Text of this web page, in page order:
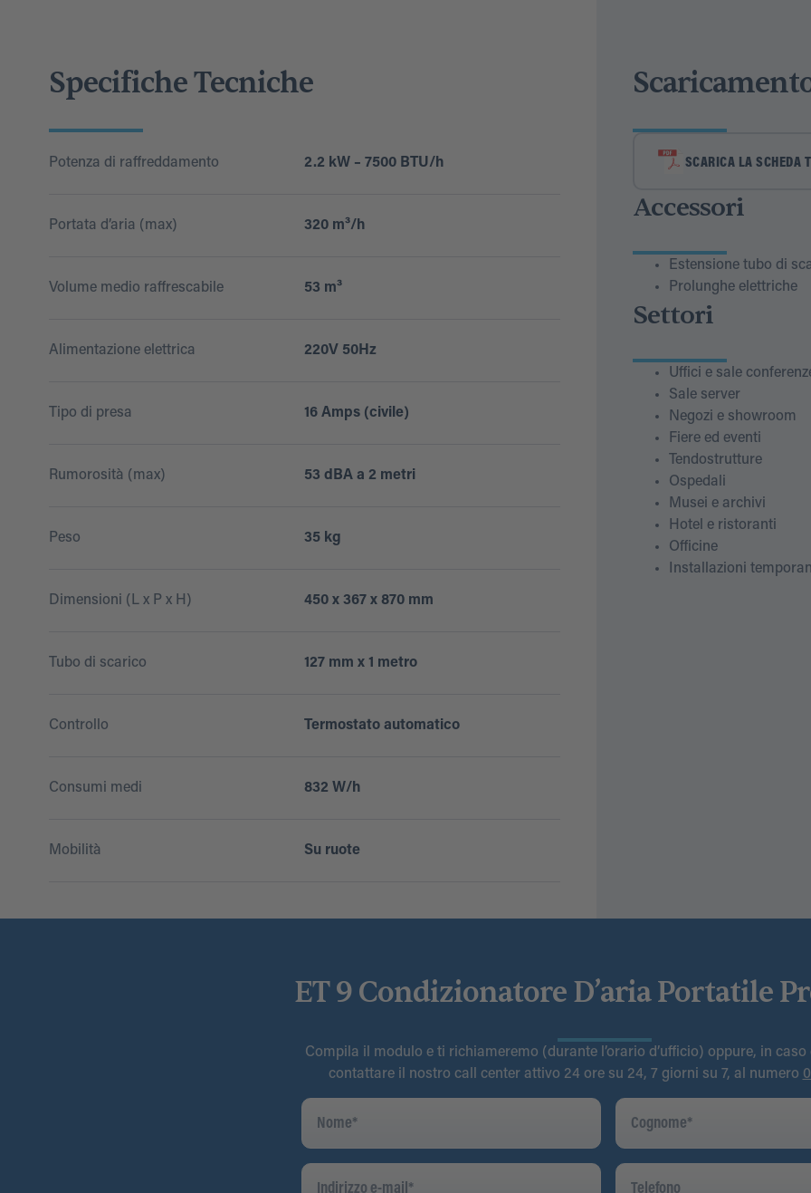
Specifiche Tecniche
Potenza di raffreddamento 2.2 kW – 7500 BTU/h
Portata d’aria (max) 320 m³/h
Volume medio raffrescabile 53 m³
Alimentazione elettrica 220V 50Hz
Tipo di presa 16 Amps (civile)
Rumorosità (max) 53 dBA a 2 metri
Peso 35 kg
Dimensioni (L x P x H) 450 x 367 x 870 mm
Tubo di scarico 127 mm x 1 metro
Controllo Termostato automatico
Consumi medi 832 W/h
Mobilità Su ruote
SCARICA LA SCHEDA
Accessori
Estensione tubo di
Prolunghe elettriche
Settori
Uffici e sale
Sale server
Negozi e showroom
Fiere ed eventi
Tendostrutture
Ospedali
Musei e archivi
Hotel e ristoranti
Officine
Installazioni
ET 9 Condizionatore D’aria Portatile
Compila il modulo e ti richiameremo (durante l’orario d’ufficio) oppure, in caso
contattare il nostro call center attivo 24 ore su 24, 7 giorni su 7, al numero
Nome Cognome
Indirizzo
Telefono